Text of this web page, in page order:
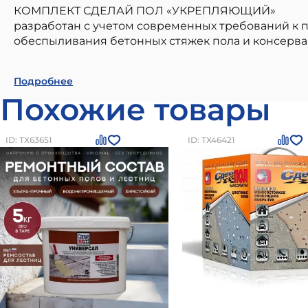
КОМПЛЕКТ СДЕЛАЙ ПОЛ «УКРЕПЛЯЮЩИЙ»
разработан с учетом современных требований к
обеспыливания бетонных стяжек пола и
АКВА Комплект для пола 10м2 (2.93кг) серый
стандартам качества. Преимущества: высокое
устойчивость к внешним воздействиям, легкость
приобрести вСанкт-Петербургепо цене 5739
Подробнее
Похожие товары
ID: ТХ63651 ID: ТХ46421